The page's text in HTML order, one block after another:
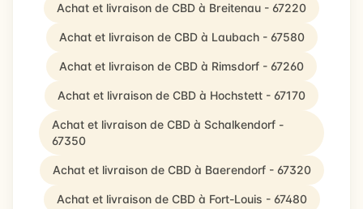
Achat et livraison de CBD à Breitenau - 67220
Achat et livraison de CBD à Laubach - 67580
Achat et livraison de CBD à Rimsdorf - 67260
Achat et livraison de CBD à Hochstett - 67170
Achat et livraison de CBD à Schalkendorf -
67350
Achat et livraison de CBD à Baerendorf - 67320
Achat et livraison de CBD à Fort-Louis - 67480